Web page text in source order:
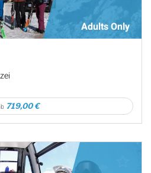
Adults Only
719,00 €